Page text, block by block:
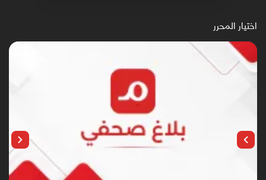
اختيار المحرر